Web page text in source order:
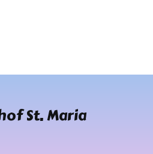
St. Maria